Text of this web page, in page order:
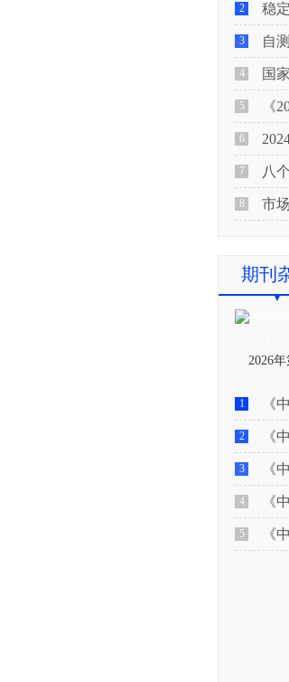
2 稳定
3 自测
4 国家食
5 《
6
7 八
8 市场监
期刊
2026年
1 《
2 《
3 《
4 《
5 《